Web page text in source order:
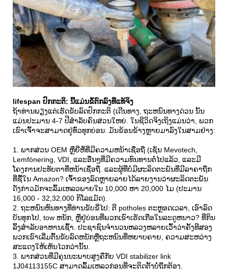
lifespan ປົກກະຕິ: ນີ້ແມ່ນຂໍ້ຕົກລົງທີ່ແທ້ຈິງ
ຖ້າທ່ານພຽງແຕ່ເຮັດຂັບລົດປົກກະຕິ (ເດີນທາງ, ຖະຫນົນທາງດ່ວນ ນັ້ນ
ແມ່ນປະມານ 4-7 ປີສໍາລັບຄົນສ່ວນໃຫຍ່. ໃນຊີວິດຈິງເຖິງແມ່ນວ່າ, ພວກ
ເຂົາເຈົ້າຈະສາມາດຢູ່ທົ່ວທຸກບ່ອນ. ມັນຂ້ອນຂ້າງຫຼາຍມາລົງໃນສາມຢ່າງ:
1. ພາກສ່ວນ OEM ຫຼືຍີ່ຫໍ້ທີ່ມີຄວາມຫນ້າເຊື່ອຖື (ເຊັ່ນ Mevotech,
Lemfönering, VDI, ແລະອື່ນໆທີ່ມີຄວາມທົນທານຕໍ່ໄປແລ້ວ, ແລະມີ
ໂຄງການປະທັບຕາທີ່ຫນ້າເຊື່ອຖື. ແລະຜູ້ທີ່ບໍ່ມີຜະລິດຕະພັນທີ່ມີລາຄາຖືກ
ທີ່ຊື້ໃນ Amazon? ເຈົ້າຂອງລົດຫຼາຍລາຍໄດ້ລາຍງານວ່າຜະລິດຕະພັນ
ດັ່ງກ່າວມັກຈະລົ້ມເຫລວພາຍໃນ 10,000 ຫາ 20,000 ໄມ (ປະມານ
16,000 - 32,32,000 ກິໂລແມັດ).
2. ຖະຫນົນຫົນທາງທີ່ທ່ານຂັບຂີ່ໄປ: ຕີ potholes ຕະຫຼອດເວລາ, ເອົາລົດ
ບັນທຸກໄປ, tow ຫນັກ, ຫຼືຢູ່ບ່ອນທີ່ພວກເຂົາເຮັດເກືອໃນລະດູຫນາວ? ທີ່ກິນ
ລິ້ງສໍາລັບອາຫານເຊົ້າ. ປະຊາຊົນຈໍານວນຫລວງຫລາຍເວົ້າວ່າຄັ້ງທີສອງ
ພວກເຂົາເລີ່ມຕົ້ນຂັບລົດຫນັກຫຼືຖະຫນົນທີ່ຫຍາບຄາຍ, ຄວາມສະຫວ່າງ
ສະແດງໃຫ້ເຫັນໄວກວ່ານັ້ນ.
3. ພາກສ່ວນທີ່ມີຄຸນນະພາບສູງຄືກັບ VDI stabilizer link
1J04113155C ສາມາດລົ້ມເຫລວກ່ອນທີ່ຈະຕິດຕັ້ງບໍ່ຖືກຕ້ອງ.